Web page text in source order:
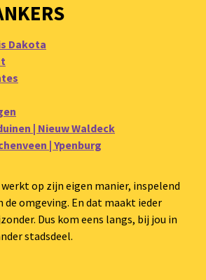
Dakota
| Nieuw Waldeck
| Ypenburg
op zijn eigen manier, inspelend
de omgeving. En dat maakt ieder
Dus kom eens langs, bij jou in
stadsdeel.